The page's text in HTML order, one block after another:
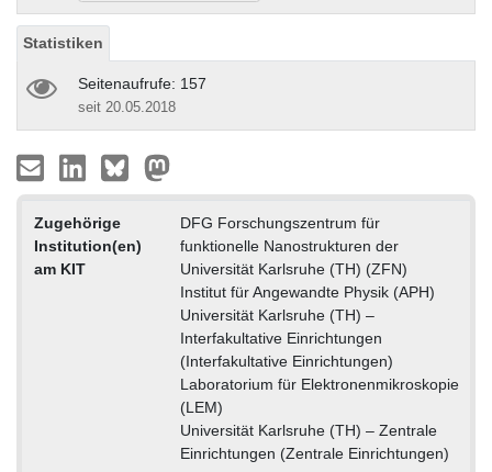
Statistiken
Seitenaufrufe: 157
seit 20.05.2018
Zugehörige
Institution(en)
am KIT
DFG Forschungszentrum für
funktionelle Nanostrukturen der
Universität Karlsruhe (TH) (ZFN)
Institut für Angewandte Physik (APH)
Universität Karlsruhe (TH) –
Interfakultative Einrichtungen
(Interfakultative Einrichtungen)
Laboratorium für Elektronenmikroskopie
(LEM)
Universität Karlsruhe (TH) – Zentrale
Einrichtungen (Zentrale Einrichtungen)